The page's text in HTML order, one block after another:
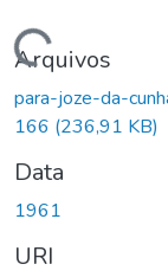
Carregando...
Arquivos
para-joze-da-
166 (236,91 KB)
Data
1961
URI